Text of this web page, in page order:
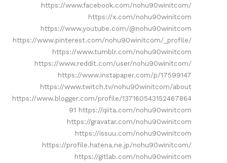
https://www.facebook.com/nohu90winitcom/
https://x.com/nohu90winitcom
https://www.youtube.com/@nohu90winitcom
https://www.pinterest.com/nohu90winitcom/_profile/
https://www.tumblr.com/nohu90winitcom
https://www.reddit.com/user/nohu90winitcom/
https://www.instapaper.com/p/17599147
https://www.twitch.tv/nohu90winitcom/about
https://www.blogger.com/profile/137160543152467864
91 https://qiita.com/nohu90winitcom
https://gravatar.com/nohu90winitcom
https://issuu.com/nohu90winitcom
https://profile.hatena.ne.jp/nohu90winitcom/
https://gitlab.com/nohu90winitcom